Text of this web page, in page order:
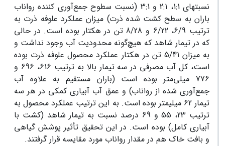
نسبتهای 1:1، 2:1 و 3:1 (نسبت سطوح جمع‌آوری کننده رواناب
باران به سطح کشت شده ذرت) میزان عملکرد علوفه ذرت به
ترتیب 6/9، 6/22 و 8/28 تن در هکتار بوده است. در حالی
که در تیمار شاهد که هیچ‌گونه محدودیت آب وجود نداشت و
به میزان 5/41 تن در هکتار عملکرد محصول علوفه ذرت بوده
است، کل آب مصرفی در سه تیمار بالا به ترتیب 616، 696 و
776 میلی‌متر بوده است (باران مستقیم به علاوه آب
جمع‌آوری شده از رواناب) و عمق آب آبیاری کمکی در هر سه
تیمار 62 میلیمتر بوده است. به این ترتیب عملکرد محصول به
ترتیب 23، 55 و 69 درصد نسبت به تیمار شاهد (کشت با
آبیاری کامل) بوده است. در این تحقیق تأثیر پوشش گیاهی
و بافت خاک هم در مقدار رواناب مورد مقایسه قرار گرفتند.